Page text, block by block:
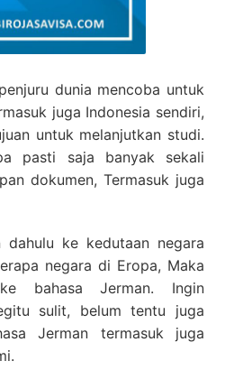
dunia mencoba untuk
juga Indonesia sendiri,
untuk melanjutkan studi.
pasti saja banyak sekali
dokumen, Termasuk juga
ke kedutaan negara
negara di Eropa, Maka
bahasa Jerman. Ingin
sulit, belum tentu juga
Jerman termasuk juga